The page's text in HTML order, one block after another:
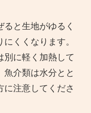
と生地がゆるく
くくなります。
別に軽く加熱して
魚介類は水分とと
に注意してくださ